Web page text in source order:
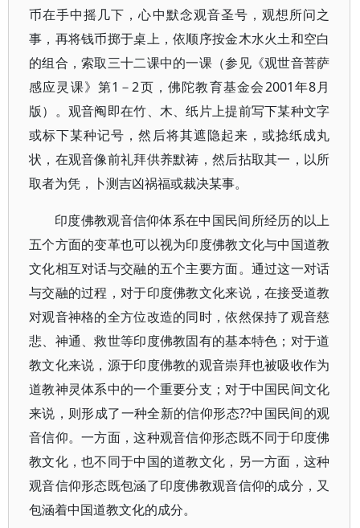
币在手中摇几下，心中默念观音圣号，观想所问之
事，再将钱币掷于桌上，依顺序按金木水火土和空白
的组合，索取三十二课中的一课（参见《观世音菩萨
感应灵课》第1－2页，佛陀教育基金会2001年8月
版）。观音阄即在竹、木、纸片上提前写下某种文字
或标下某种记号，然后将其遮隐起来，或捻纸成丸
状，在观音像前礼拜供养默祷，然后拈取其一，以所
取者为凭，卜测吉凶祸福或裁决某事。
印度佛教观音信仰体系在中国民间所经历的以上
五个方面的变革也可以视为印度佛教文化与中国道教
文化相互对话与交融的五个主要方面。通过这一对话
与交融的过程，对于印度佛教文化来说，在接受道教
对观音神格的全方位改造的同时，依然保持了观音慈
悲、神通、救世等印度佛教固有的基本特色；对于道
教文化来说，源于印度佛教的观音崇拜也被吸收作为
道教神灵体系中的一个重要分支；对于中国民间文化
来说，则形成了一种全新的信仰形态??中国民间的观
音信仰。一方面，这种观音信仰形态既不同于印度佛
教文化，也不同于中国的道教文化，另一方面，这种
观音信仰形态既包涵了印度佛教观音信仰的成分，又
包涵着中国道教文化的成分。